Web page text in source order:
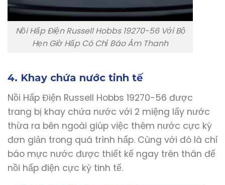
Nồi Hấp Điện Russell Hobbs 19270-56 Với Bộ
Hẹn Giờ Hấp Có Chỉ Báo Âm Thanh
4. Khay chứa nước tinh tế
Nồi Hấp Điện Russell Hobbs 19270-56 được
trang bị khay chứa nước với 2 miệng lấy nước
thừa ra bên ngoài giúp việc thêm nước cực kỳ
đơn giản trong quá trình hấp. Cùng với đó là chỉ
báo mực nước được thiết kế ngay trên thân đế
nồi hấp điện cực kỳ tinh tế.